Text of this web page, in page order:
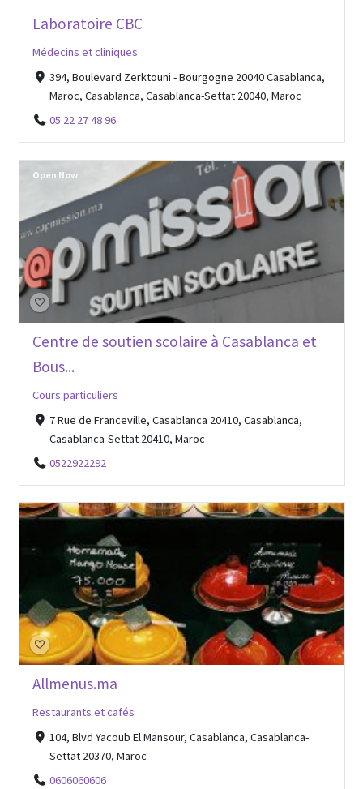
Laboratoire CBC
Médecins et cliniques
394, Boulevard Zerktouni - Bourgogne 20040 Casablanca,
Maroc, Casablanca, Casablanca-Settat 20040, Maroc
05 22 27 48 96
Centre de soutien scolaire à Casablanca et
Bous...
Cours particuliers
7 Rue de Franceville, Casablanca 20410, Casablanca,
Casablanca-Settat 20410, Maroc
0522922292
Open Now
Allmenus.ma
Restaurants et cafés
104, Blvd Yacoub El Mansour, Casablanca, Casablanca-
Settat 20370, Maroc
0606060606